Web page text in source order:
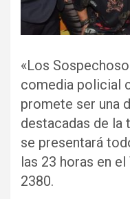
«Los
comedia policial
promete ser una
destacadas de la
se presentará
las 23 horas en
2380.